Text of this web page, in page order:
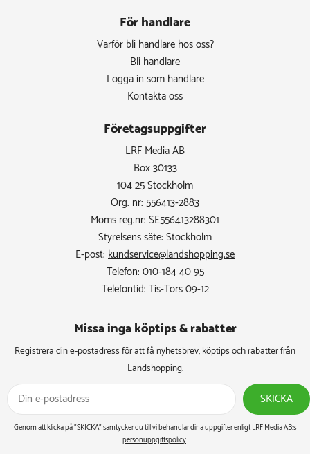
För handlare
Varför bli handlare hos oss?
Bli handlare
Logga in som handlare
Kontakta oss
Företagsuppgifter
LRF Media AB
Box 30133
104 25 Stockholm
Org. nr: 556413-2883
Moms reg.nr: SE556413288301
Styrelsens säte: Stockholm
E-post: kundservice@landshopping.se
Telefon: 010-184 40 95
Telefontid: Tis-Tors 09-12
Missa inga köptips & rabatter​
Registrera din e-postadress för att få nyhetsbrev, köptips och rabatter från
Landshopping.
SKICKA
Genom att klicka på ”SKICKA” samtycker du till vi behandlar dina uppgifter enligt LRF Media AB:s
personuppgiftspolicy.